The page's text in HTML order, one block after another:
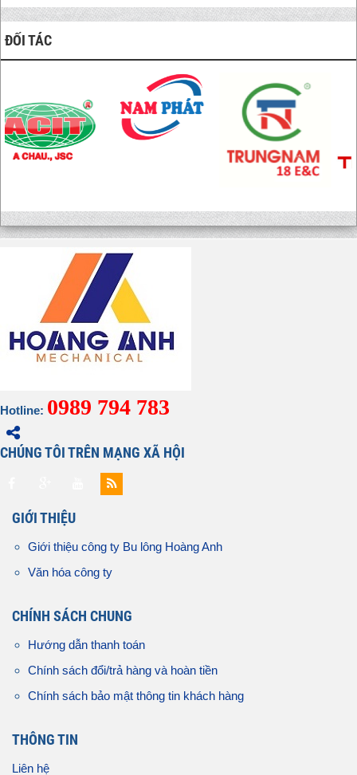
ĐỐI TÁC
Hotline: 0989 794 783
CHÚNG TÔI TRÊN MẠNG XÃ HỘI
GIỚI THIỆU
Giới thiệu công ty Bu lông Hoàng Anh
Văn hóa công ty
CHÍNH SÁCH CHUNG
Hướng dẫn thanh toán
Chính sách đổi/trả hàng và hoàn tiền
Chính sách bảo mật thông tin khách hàng
THÔNG TIN
Liên hệ